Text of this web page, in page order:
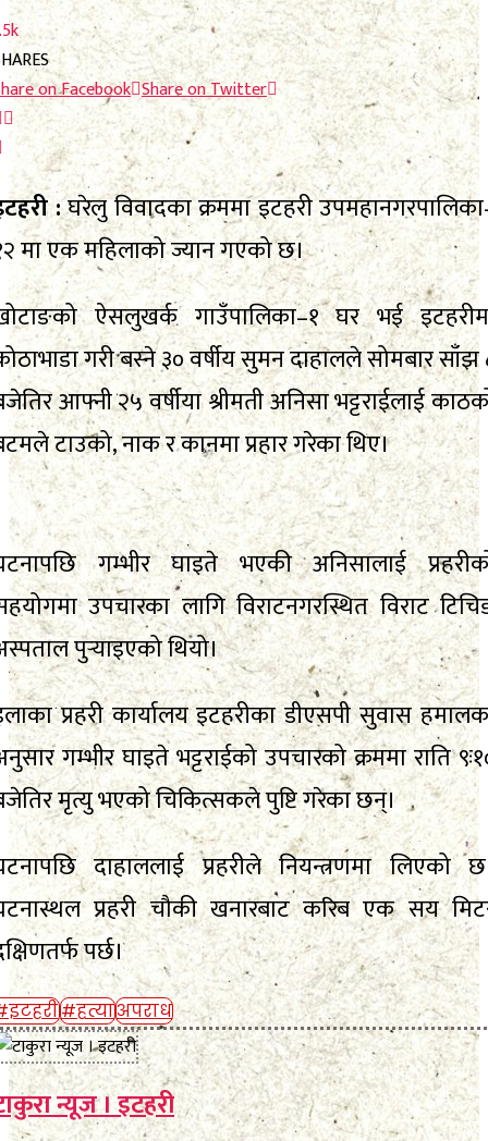
on Facebook Share on Twitter
:घरेलु विवादका क्रममा इटहरी
मा एक महिलाको ज्यान गएको छ।
ऐसलुखर्क गाउँपालिका–१ घर भई
गरी बस्ने ३० वर्षीय सुमन दाहालले सोमबार साँझ
आफ्नी २५ वर्षीया श्रीमती अनिसा भट्टराईलाई
टाउको, नाक र कानमा प्रहार गरेका थिए।
गम्भीर घाइते भएकी अनिसालाई
उपचारका लागि विराटनगरस्थित विराट
पुर्‍याइएको थियो।
प्रहरी कार्यालय इटहरीका डीएसपी सुवास
गम्भीर घाइते भट्टराईको उपचारको क्रममा राति
मृत्यु भएको चिकित्सकले पुष्टि गरेका छन्।
दाहाललाई प्रहरीले नियन्त्रणमा लिएको
प्रहरी चौकी खनारबाट करिब एक सय
पर्छ।
#हत्याअपराध
न्यूज । इटहरी